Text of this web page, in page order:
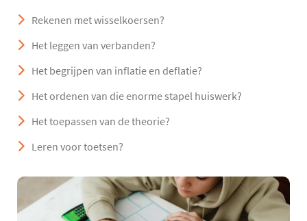
Rekenen met wisselkoersen?
Het leggen van verbanden?
Het begrijpen van inflatie en deflatie?
Het ordenen van die enorme stapel huiswerk?
Het toepassen van de theorie?
Leren voor toetsen?